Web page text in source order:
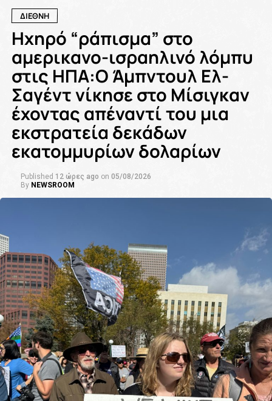
ΔΙΕΘΝΗ
Ηχηρό “ράπισμα” στο
αμερικανο-ισραηλινό λόμπυ
στις ΗΠΑ:Ο Άμπντουλ Ελ-
Σαγέντ νίκησε στο Μίσιγκαν
έχοντας απέναντί του μια
εκστρατεία δεκάδων
εκατομμυρίων δολαρίων
Published 12 ώρες ago on 05/08/2026
By NEWSROOM